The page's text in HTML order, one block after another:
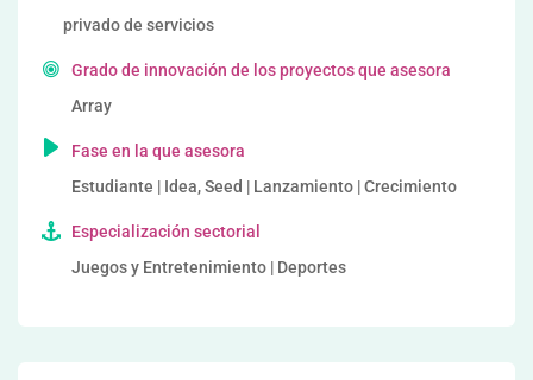
privado de servicios
Grado de innovación de los proyectos que asesora
Array
Fase en la que asesora
Estudiante | Idea, Seed | Lanzamiento | Crecimiento
Especialización sectorial
Juegos y Entretenimiento | Deportes